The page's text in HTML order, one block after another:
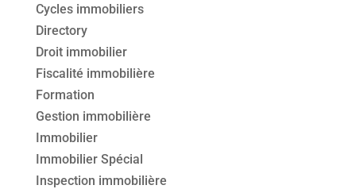
Cycles immobiliers
Directory
Droit immobilier
Fiscalité immobilière
Formation
Gestion immobilière
Immobilier
Immobilier Spécial
Inspection immobilière